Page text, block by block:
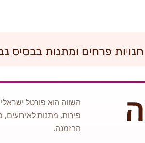
חנויות פרחים ומתנות בבסיס
השווה הוא פורטל
פירות, מתנות לאירועים,
ההזמנה.